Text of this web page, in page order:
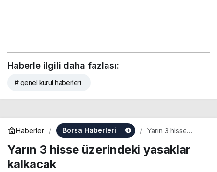
Haberle ilgili daha fazlası:
# genel kurul haberleri
Haberler Borsa Haberleri
Yarın 3 hisse
yasaklar kalkacak
Yarın 3 hisse üzerindeki yasaklar
kalkacak